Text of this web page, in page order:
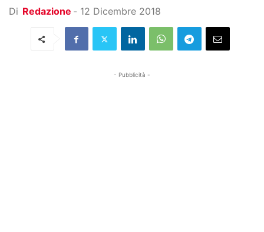
Di Redazione - 12 Dicembre 2018
- Pubblicità -